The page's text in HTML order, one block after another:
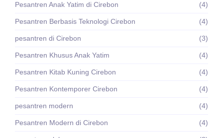
Pesantren Anak Yatim di Cirebon (4)
Pesantren Berbasis Teknologi Cirebon (4)
pesantren di Cirebon (3)
Pesantren Khusus Anak Yatim (4)
Pesantren Kitab Kuning Cirebon (4)
Pesantren Kontemporer Cirebon (4)
pesantren modern (4)
Pesantren Modern di Cirebon (4)